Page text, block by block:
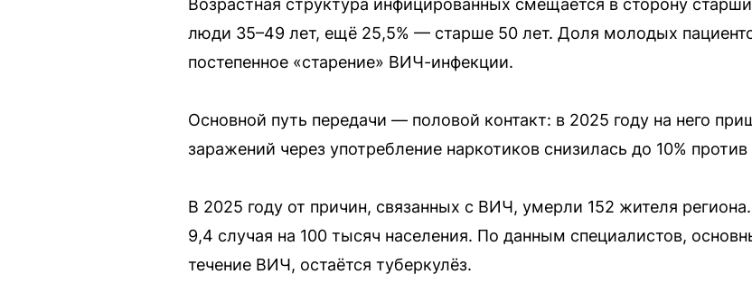
люди 35–49 лет, ещё 25,5% — старше 50 лет. Доля молодых
постепенное «старение» ВИЧ-инфекции.
Основной путь передачи — половой контакт: в 2025 году на него
заражений через употребление наркотиков снизилась до 10%
В 2025 году от причин, связанных с ВИЧ, умерли 152 жителя
9,4 случая на 100 тысяч населения. По данным специалистов,
течение ВИЧ, остаётся туберкулёз.